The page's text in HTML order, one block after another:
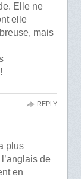
Elle ne
elle
mais
plus
de
en
REPLY